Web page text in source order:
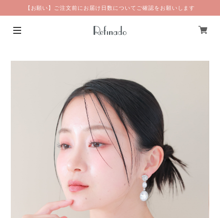
【お願い】ご注文前にお届け日数についてご確認をお願いします